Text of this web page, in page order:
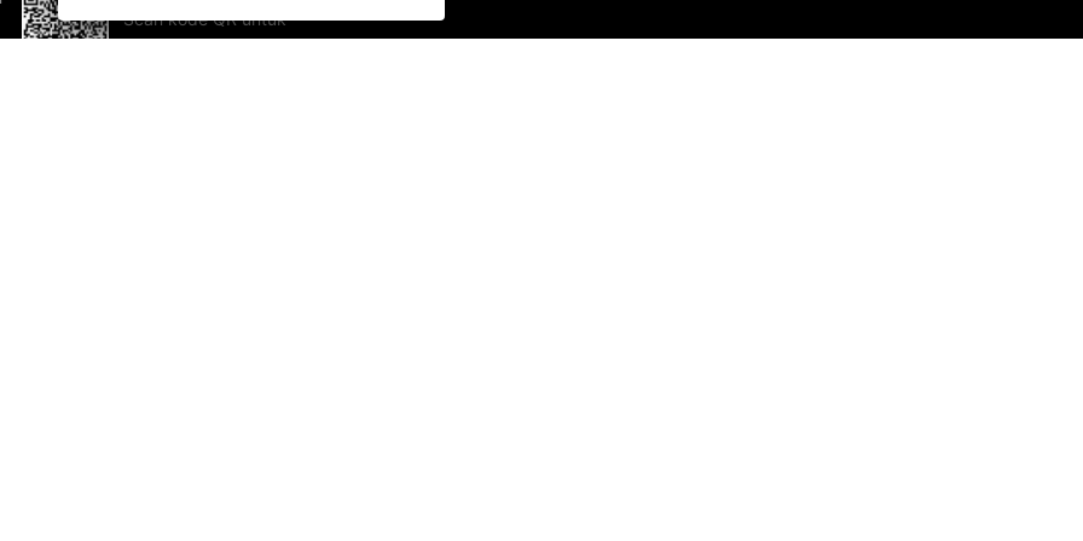
Scan kode QR untuk
mengunduh sekarang!